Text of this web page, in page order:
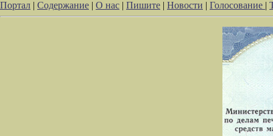
Портал | Содержание | О нас | Пишите | Новости | Голосование |